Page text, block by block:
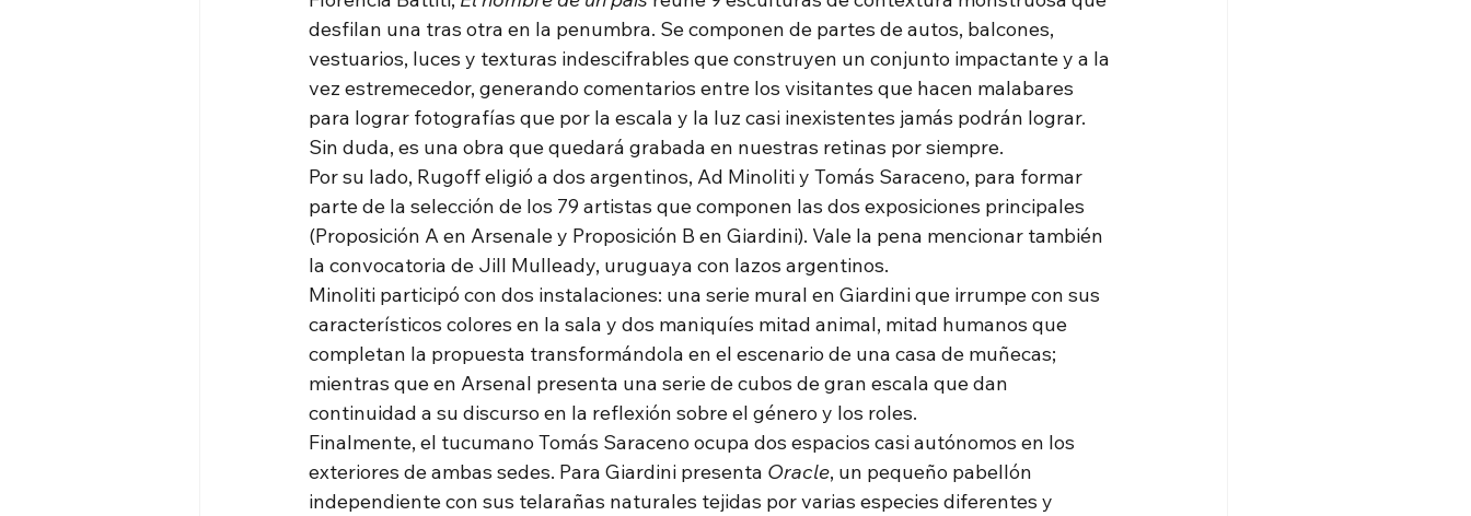
desfilan una tras otra en la penumbra. Se componen de partes de autos, balcones,
vestuarios, luces y texturas indescifrables que construyen un conjunto impactante y a la
vez estremecedor, generando comentarios entre los visitantes que hacen malabares
para lograr fotografías que por la escala y la luz casi inexistentes jamás podrán lograr.
Sin duda, es una obra que quedará grabada en nuestras retinas por siempre.
Por su lado, Rugoff eligió a dos argentinos, Ad Minoliti y Tomás Saraceno, para formar
parte de la selección de los 79 artistas que componen las dos exposiciones principales
(Proposición A en Arsenale y Proposición B en Giardini). Vale la pena mencionar también
la convocatoria de Jill Mulleady, uruguaya con lazos argentinos.
Minoliti participó con dos instalaciones: una serie mural en Giardini que irrumpe con sus
característicos colores en la sala y dos maniquíes mitad animal, mitad humanos que
completan la propuesta transformándola en el escenario de una casa de muñecas;
mientras que en Arsenal presenta una serie de cubos de gran escala que dan
continuidad a su discurso en la reflexión sobre el género y los roles.
Finalmente, el tucumano Tomás Saraceno ocupa dos espacios casi autónomos en los
exteriores de ambas sedes. Para Giardini presenta Oracle, un pequeño pabellón
independiente con sus telarañas naturales tejidas por varias especies diferentes y